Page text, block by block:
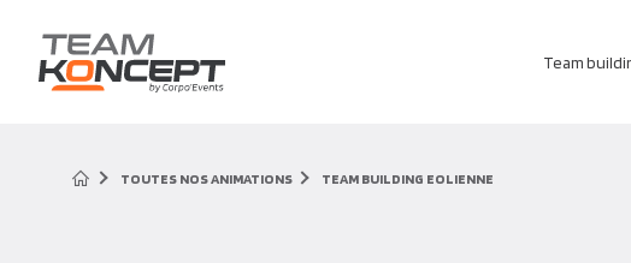
Team
TOUTES NOS ANIMATIONS TEAM BUILDING EOLIENNE